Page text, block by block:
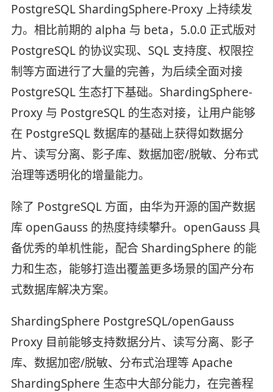
PostgreSQL ShardingSphere-Proxy 上持续发
力。相比前期的 alpha 与 beta，5.0.0 正式版对
PostgreSQL 的协议实现、SQL 支持度、权限控
制等方面进行了大量的完善，为后续全面对接
PostgreSQL 生态打下基础。ShardingSphere-
Proxy 与 PostgreSQL 的生态对接，让用户能够
在 PostgreSQL 数据库的基础上获得如数据分
片、读写分离、影子库、数据加密/脱敏、分布式
治理等透明化的增量能力。
除了 PostgreSQL 方面，由华为开源的国产数据
库 openGauss 的热度持续攀升。openGauss 具
备优秀的单机性能，配合 ShardingSphere 的能
力和生态，能够打造出覆盖更多场景的国产分布
式数据库解决方案。
ShardingSphere PostgreSQL/openGauss
Proxy 目前能够支持数据分片、读写分离、影子
库、数据加密/脱敏、分布式治理等 Apache
ShardingSphere 生态中大部分能力，在完善程